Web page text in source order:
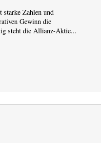
Zahlen und
Gewinn die
steht die Allianz-Aktie...